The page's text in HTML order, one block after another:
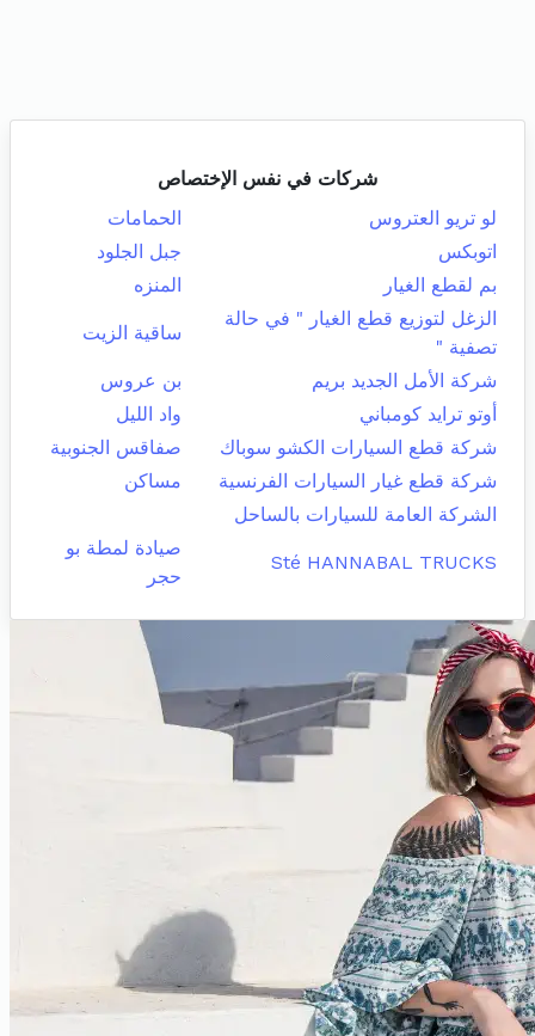
شركات في نفس الإختصاص
لو تريو العتروس
الحمامات
اتوبكس
جبل الجلود
بم لقطع الغيار
المنزه
الزغل لتوزيع قطع الغيار " في حالة
تصفية "
ساقية الزيت
شركة الأمل الجديد بريم
بن عروس
أوتو ترايد كومباني
واد الليل
شركة قطع السيارات الكشو سوباك
صفاقس الجنوبية
شركة قطع غيار السيارات الفرنسية
مساكن
الشركة العامة للسيارات بالساحل
Sté HANNABAL TRUCKS
صيادة لمطة بو
حجر